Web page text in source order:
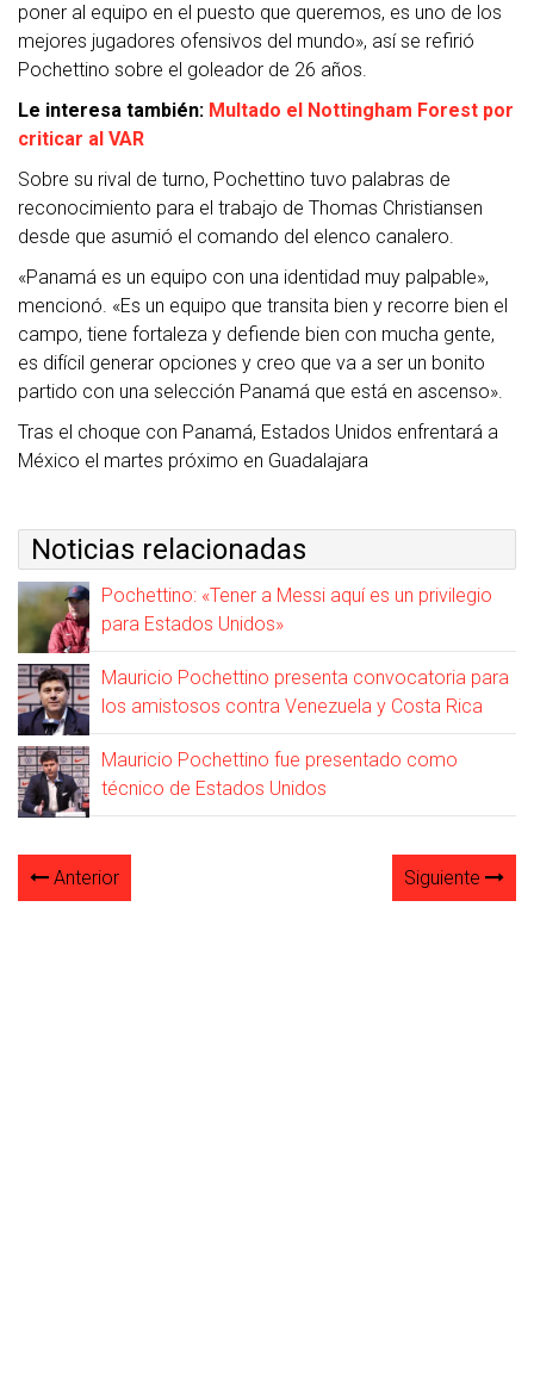
poner al equipo en el puesto que queremos, es uno de los
mejores jugadores ofensivos del mundo», así se refirió
Pochettino sobre el goleador de 26 años.
Le interesa también: Multado el Nottingham Forest por
criticar al VAR
Sobre su rival de turno, Pochettino tuvo palabras de
reconocimiento para el trabajo de Thomas Christiansen
desde que asumió el comando del elenco canalero.
«Panamá es un equipo con una identidad muy palpable»,
mencionó. «Es un equipo que transita bien y recorre bien el
campo, tiene fortaleza y defiende bien con mucha gente,
es difícil generar opciones y creo que va a ser un bonito
partido con una selección Panamá que está en ascenso».
Tras el choque con Panamá, Estados Unidos enfrentará a
México el martes próximo en Guadalajara
Noticias relacionadas
Pochettino: «Tener a Messi aquí es un privilegio
para Estados Unidos»
Mauricio Pochettino presenta convocatoria para
los amistosos contra Venezuela y Costa Rica
Mauricio Pochettino fue presentado como
técnico de Estados Unidos
Anterior Siguiente